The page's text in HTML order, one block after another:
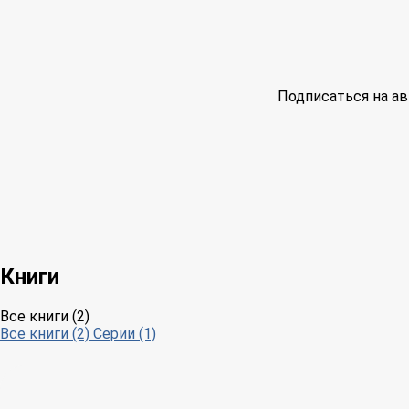
Подписаться на
Книги
Все книги (2)
Все книги (2) Серии (1)